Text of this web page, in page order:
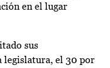
en el lugar
sus
legislatura, el 30 por